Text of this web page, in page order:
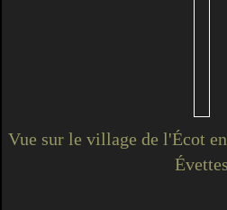
Vue sur le village de l'Écot
Évettes